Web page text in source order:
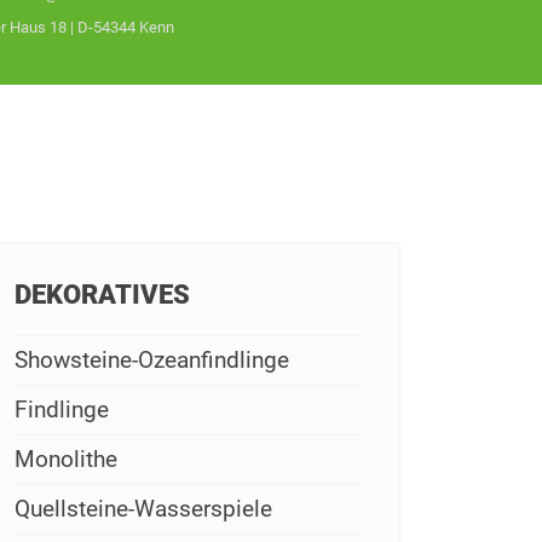
Haus 18 | D-54344 Kenn
DEKORATIVES
Showsteine-Ozeanfindlinge
Findlinge
Monolithe
Quellsteine-Wasserspiele